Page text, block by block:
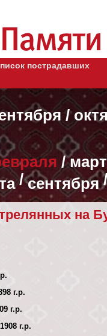
пострадавших
/
/
/сентября
на
г.р.
г.р.
г.р.